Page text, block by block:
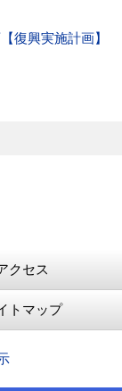
復興実施計画】
クセス
トマップ